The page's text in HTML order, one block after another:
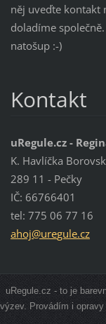
něj uveďte kontakt
doladíme
natošup :-)
Kontakt
uRegule.cz -
K. Havlíčka
289 11 - Pečky
IČ: 66766401
tel: 775 06 77 16
ahoj@uregule.cz
uRegule.cz - to je
výzev. Provádím i